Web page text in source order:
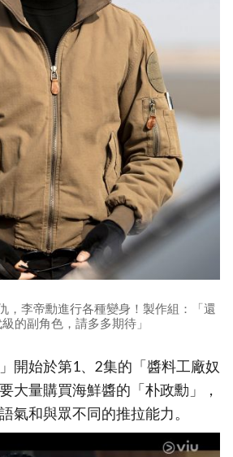
，李帝勳進行各種變身！製作組：「還
的副角色，請多多期待」
開始於第1、2集的「醬料工廠奴
大量購買海鮮醬的「朴政勳」，
氣和與眾不同的推拉能力。